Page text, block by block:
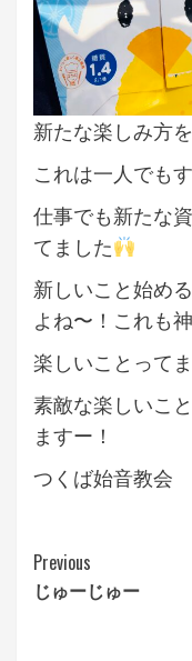
新たな楽しみ方
これは一人でも
仕事でも新たな
てました
新しいこと始め
よね〜！これも
楽しいことって
素敵な楽しいこ
ますー！
つくば始音教会
Continue
Reading
Previous
じゅーじゅー